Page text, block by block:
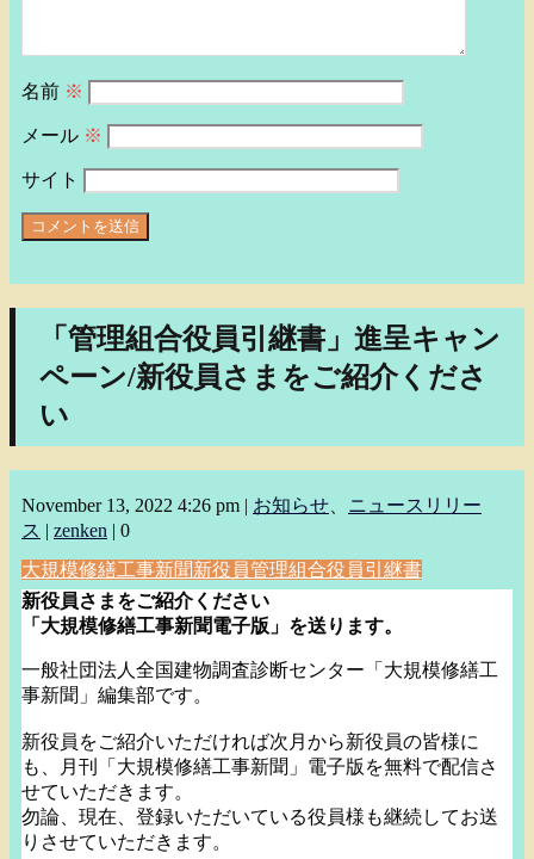
名前 ※
メール ※
サイト
「管理組合役員引継書」進呈キャン
ペーン/新役員さまをご紹介くださ
い
November 13, 2022 4:26 pm | お知らせ
ニュースリリー
ス | zenken | 0
大規模修繕工事新聞新役員管理組合役員引継書
新役員さまをご紹介ください
「大規模修繕工事新聞電子版」を送ります。
一般社団法人全国建物調査診断センター「大規模修繕工
事新聞」 編集部です。
新役員をご紹介いただければ次月から新役員の皆様に
も、月刊「 大規模修繕工事新聞」電子版を無料で配信さ
せていただきます。
勿論、現在、登録いただいている役員様も継続してお送
りさせていただきます。